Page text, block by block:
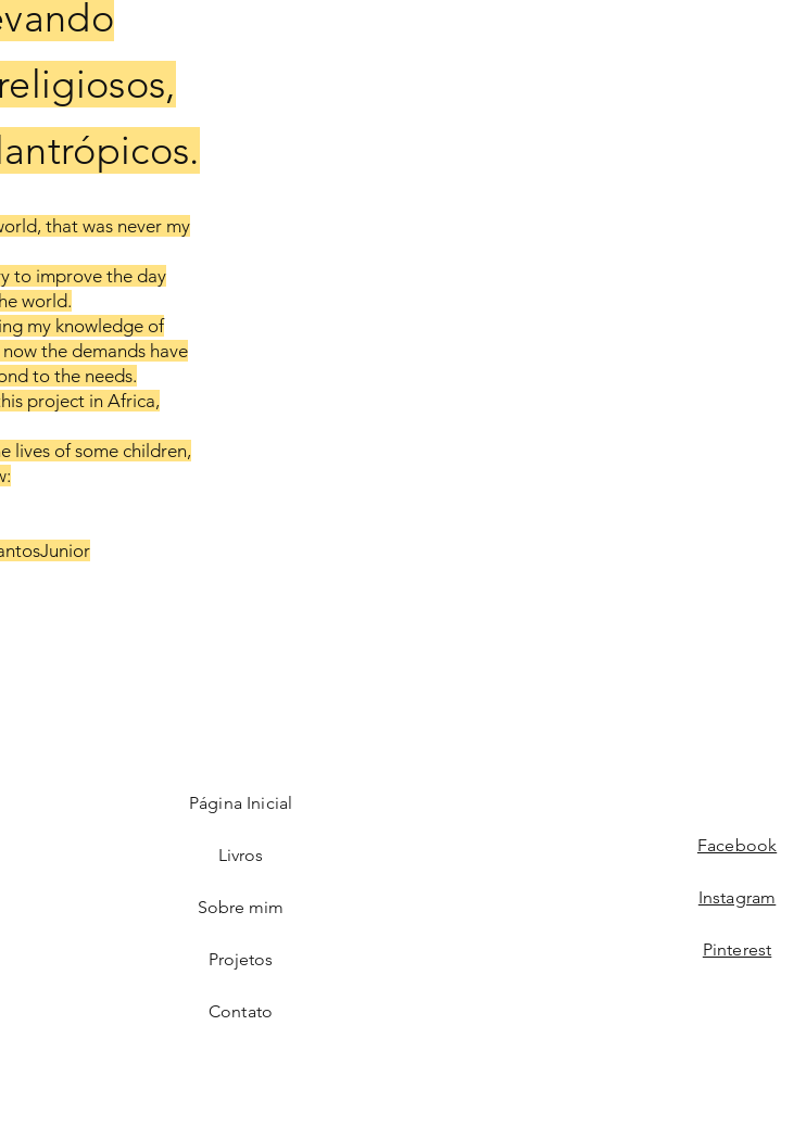
that was never my
to improve the day
world.
my knowledge of
the demands have
to the needs.
project in Africa,
lives of some children,
Página Inicial
Livros
Sobre mim
Projetos
Contato
Facebook
Instagram
Pinterest